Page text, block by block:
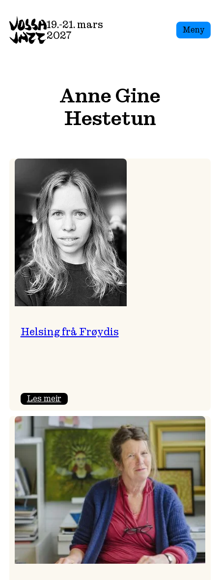
to
content
19.-21. mars
2027
Meny
Anne Gine
Hestetun
Helsing frå Frøydis
Les meir:
frå
Frøydis